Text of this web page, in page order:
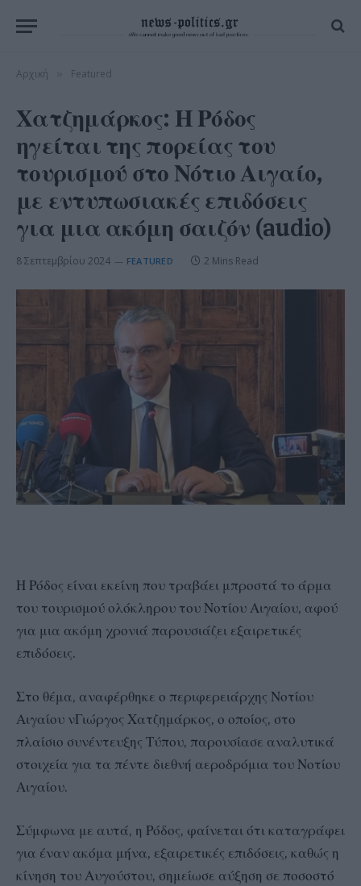
Αρχική Featured
Χατζημάρκος: Η Ρόδος
ηγείται της πορείας του
τουρισμού στο Νότιο Αιγαίο,
με εντυπωσιακές επιδόσεις
για μια ακόμη σαιζόν (audio)
8 Σεπτεμβρίου 2024 FEATURED 2 Mins Read
Η Ρόδος είναι εκείνη που τραβάει μπροστά το άρμα
του τουρισμού ολόκληρου του Νοτίου Αιγαίου, αφού
για μια ακόμη χρονιά παρουσιάζει εξαιρετικές
επιδόσεις.
Στο θέμα, αναφέρθηκε ο περιφερειάρχης Νοτίου
Αιγαίου νΓιώργος Χατζημάρκος, ο οποίος, στο
πλαίσιο συνέντευξης Τύπου, παρουσίασε αναλυτικά
στοιχεία για τα πέντε διεθνή αεροδρόμια του Νοτίου
Αιγαίου.
Σύμφωνα με αυτά, η Ρόδος, φαίνεται ότι καταγράφει
για έναν ακόμα μήνα, εξαιρετικές επιδόσεις, καθώς η
κίνηση του Αυγούστου, σημείωσε αύξηση σε ποσοστό